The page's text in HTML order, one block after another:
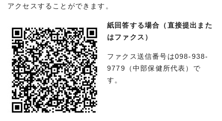
アクセスすることができます。
紙回答する場合（直接提出また
はファクス）
ファクス送信番号は098-938-
9779（中部保健所代表）で
す。